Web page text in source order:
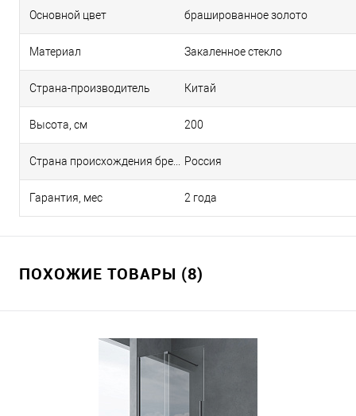
Основной цвет брашированное золото
Материал Закаленное стекло
Страна-производитель Китай
Высота, см 200
Россия
Гарантия, мес 2 года
ПОХОЖИЕ ТОВАРЫ (8)